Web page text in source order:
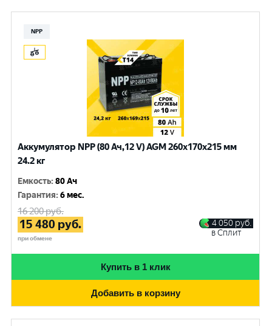
NPP
Аккумулятор NPP (80 Ач,12 V) AGM 260x170x215 мм
24.2 кг
Емкость:80 Ач
Гарантия:6 мес.
16 200руб.
15 480 руб.
при обмене
4 050 руб.
в Сплит
Купить в 1 клик
Добавить в корзину